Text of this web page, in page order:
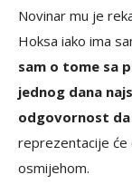
Novinar mu je
Hoksa iako ima
sam o tome sa
jednog dana
odgovornost
reprezentacije će
osmijehom.